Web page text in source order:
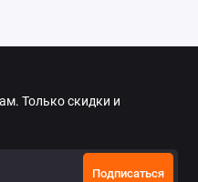
Только скидки и
Подписаться